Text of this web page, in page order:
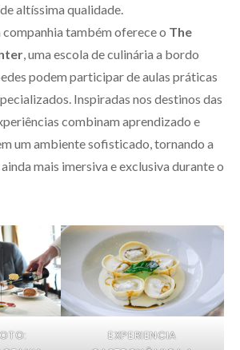
altíssima qualidade.
companhia também oferece o The
, uma escola de culinária a bordo
podem participar de aulas práticas
Inspiradas nos destinos das
combinam aprendizado e
um ambiente sofisticado, tornando a
mais imersiva e exclusiva durante o
EXPERIENCIA